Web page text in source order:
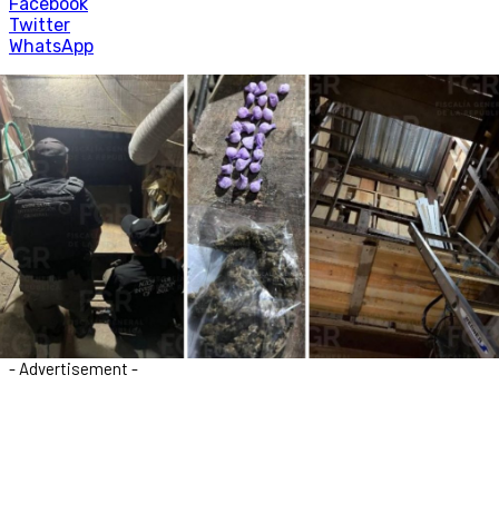
Twitter
WhatsApp
- Advertisement -